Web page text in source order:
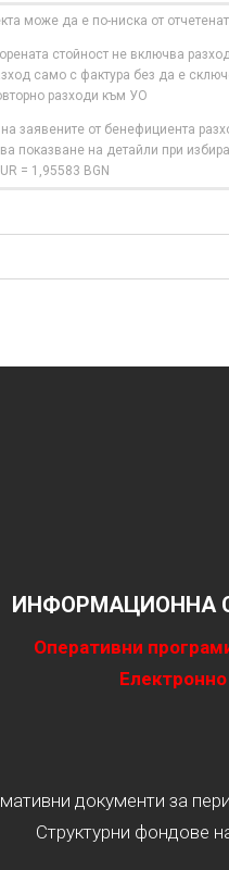
може да е по-ниска от
стойност не включва
само с фактура без да е
разходи към УО
заявените от бенефициента
показване на детайли при
= 1,95583 BGN
ИНФОРМАЦИОННА
Оперативни
документи за
Структурни фондове